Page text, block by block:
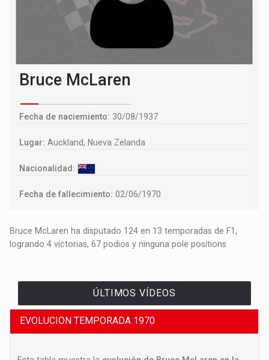
Bruce McLaren
Fecha de naciemiento: 30/08/1937
Lugar: Auckland, Nueva Zelanda
Nacionalidad:
Fecha de fallecimiento: 02/06/1970
Bruce McLaren ha disputado 124 en 13 temporadas de F1,
logrando 4 victorias, 67 podios y ninguna pole positions
ÚLTIMOS VÍDEOS
EVOLUCION TEMPORADA 1970